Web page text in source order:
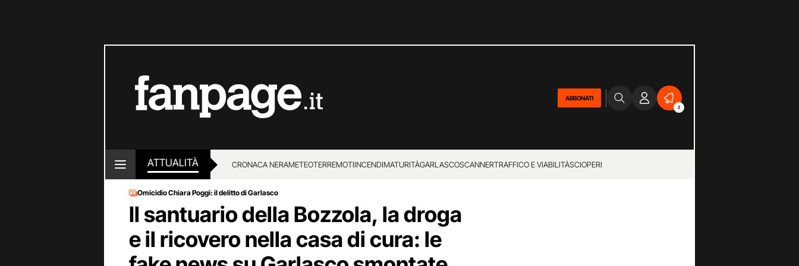
ABBONATI
2
ATTUALITÀ CRONACA NERAMETEOTERREMOTIINCENDIMATURITÀGARLASCOSCANNERTRAFFICO E VIABILITÀSCIOPERI
LOTTO E SUPERENALOTTO
Omicidio Chiara Poggi: il delitto di Garlasco
Il santuario della Bozzola, la droga
e il ricovero nella casa di cura: le